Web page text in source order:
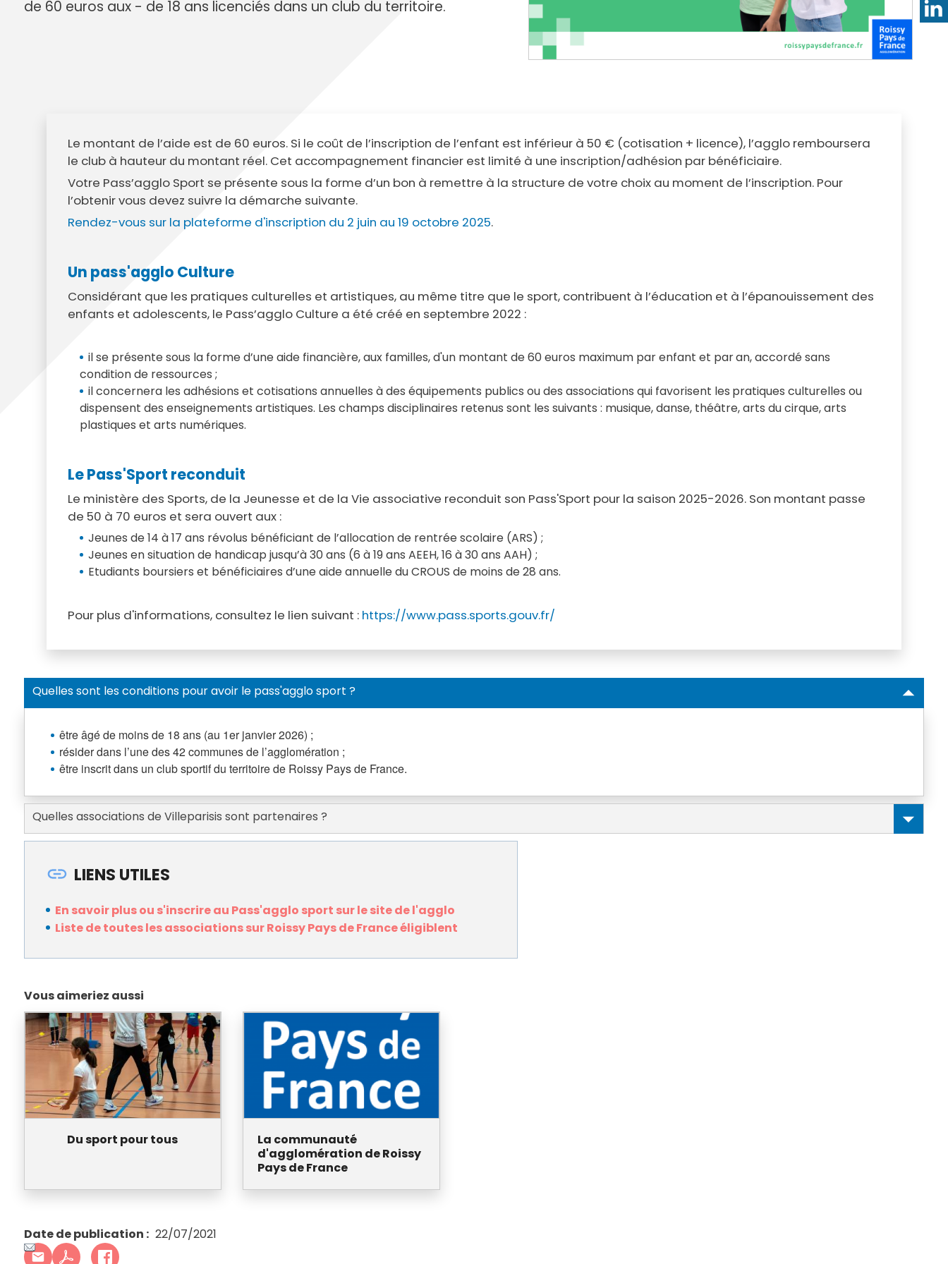
Services en ligne
Annuaire des associations
Formalités administratives pour les
Les RDV santé
Qualité de l'air et de l'eau
Fiscalité des enseignes
Octobre rose
de 60 euros aux - de 18 ans licenciés dans un club du territoire.
Le montant de l’aide est de 60 euros. Si le coût de l’inscription de l’enfant est inférieur à 50 € (cotisation + licence), l’agglo remboursera
le club à hauteur du montant réel. Cet accompagnement financier est limité à une inscription/adhésion par bénéficiaire.
Votre Pass’agglo Sport se présente sous la forme d’un bon à remettre à la structure de votre choix au moment de l’inscription. Pour
l’obtenir vous devez suivre la démarche suivante.
Rendez-vous sur la plateforme d'inscription du 2 juin au 19 octobre 2025.
Un pass'agglo Culture
Considérant que les pratiques culturelles et artistiques, au même titre que le sport, contribuent à l’éducation et à l’épanouissement des
enfants et adolescents, le Pass’agglo Culture a été créé en septembre 2022 :
il se présente sous la forme d’une aide financière, aux familles, d'un montant de 60 euros maximum par enfant et paran, accordé sans
condition de ressources ;
il concernera les adhésions et cotisations annuelles à des équipements publics ou des associations qui favorisent les pratiques culturelles ou
dispensent des enseignements artistiques. Les champs disciplinaires retenus sont les suivants : musique, danse, théâtre, arts du cirque, arts
plastiques et arts numériques.
Le Pass'Sport reconduit
Le ministère des Sports, de la Jeunesse et de la Vie associative reconduit son Pass'Sport pour la saison 2025-2026. Son montant passe
de 50 à 70 euros et sera ouvert aux :
Jeunes de 14 à 17 ans révolus bénéficiant de l’allocation de rentrée scolaire (ARS) ;
Jeunes en situation de handicap jusqu’à 30 ans (6 à 19 ans AEEH, 16 à 30 ans AAH) ;
Etudiants boursiers et bénéficiaires d’une aide annuelle du CROUS de moins de 28 ans.
Pour plus d'informations, consultez le lien suivant : https://www.pass.sports.gouv.fr/
Quelles sont les conditions pour avoir le pass'agglo sport ?
être âgé de moins de 18 ans (au 1er janvier 2026) ;
résider dans l’une des 42 communes de l’agglomération ;
être inscrit dans un club sportif du territoire de Roissy Pays de France.
Quelles associations de Villeparisis sont partenaires ?
LIENS UTILES
En savoir plus ou s'inscrire au Pass'agglo sport sur le site de l'agglo
Liste de toutes les associations sur Roissy Pays de France éligiblent
Vous aimeriez aussi
Du sport pour tous
La communauté
d'agglomération de Roissy
Pays de France
Date de publication 22/07/2021